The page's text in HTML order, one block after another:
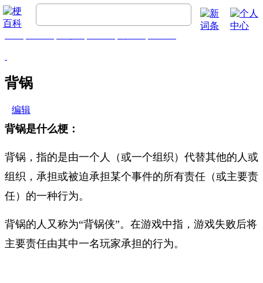
背锅
编辑
背锅是什么梗：
背锅，指的是由一个人（或一个组织）代替其他的人或
组织，承担或被迫承担某个事件的所有责任（或主要责
任）的一种行为。
背锅的人又称为“背锅侠”。在游戏中指，游戏失败后将
主要责任由其中一名玩家承担的行为。